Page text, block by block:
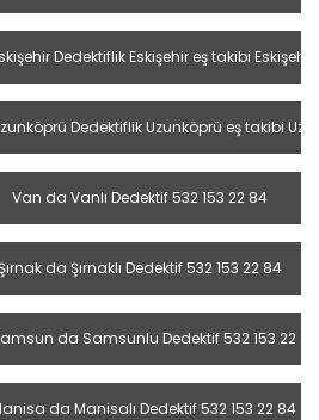
Dedektiflik Eskişehir eş takibi
Dedektiflik Uzunköprü eş takibi
Van da Vanlı Dedektif 532 153 22 84
da Şırnaklı Dedektif 532 153 22 84
da Samsunlu Dedektif 532 153 22 84
da Manisalı Dedektif 532 153 22 84